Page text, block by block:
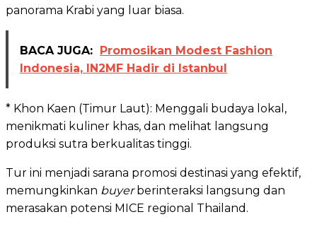
panorama Krabi yang luar biasa.
BACA JUGA: Promosikan Modest Fashion
Indonesia, IN2MF Hadir di Istanbul
* Khon Kaen (Timur Laut): Menggali budaya lokal,
menikmati kuliner khas, dan melihat langsung
produksi sutra berkualitas tinggi.
Tur ini menjadi sarana promosi destinasi yang efektif,
memungkinkan buyerberinteraksi langsung dan
merasakan potensi MICE regional Thailand.